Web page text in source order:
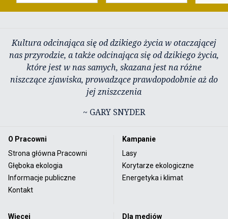
Kultura odcinająca się od dzikiego życia w otaczającej
nas przyrodzie, a także odcinająca się od dzikiego życia,
które jest w nas samych, skazana jest na różne
niszczące zjawiska, prowadzące prawdopodobnie aż do
jej zniszczenia
~ GARY SNYDER
O Pracowni
Strona główna Pracowni
Głęboka ekologia
Informacje publiczne
Kontakt
Kampanie
Lasy
Korytarze ekologiczne
Energetyka i klimat
Więcej
Dla mediów